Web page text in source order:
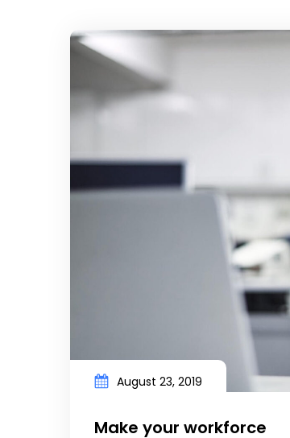
August 23, 2019
Make your workforce